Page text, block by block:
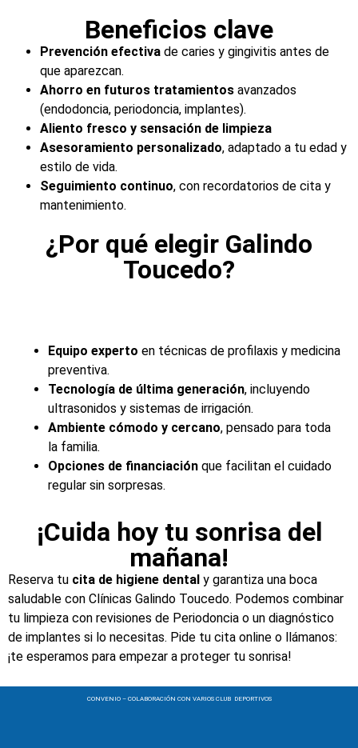
Beneficios clave
Prevención efectiva de caries y gingivitis antes de
que aparezcan.
Ahorro en futuros tratamientos avanzados
(endodoncia, periodoncia, implantes).
Aliento fresco y sensación de limpieza
Asesoramiento personalizado, adaptado a tu edad y
estilo de vida.
Seguimiento continuo, con recordatorios de cita y
mantenimiento.
¿Por qué elegir Galindo
Toucedo?
Equipo experto en técnicas de profilaxis y medicina
preventiva.
Tecnología de última generación, incluyendo
ultrasonidos y sistemas de irrigación.
Ambiente cómodo y cercano, pensado para toda
la familia.
Opciones de financiación que facilitan el cuidado
regular sin sorpresas.
¡Cuida hoy tu sonrisa del
mañana!
Reserva tu cita de higiene dental y garantiza una boca
saludable con Clínicas Galindo Toucedo. Podemos combinar
tu limpieza con revisiones de Periodoncia o un diagnóstico
de implantes si lo necesitas. Pide tu cita online o llámanos:
¡te esperamos para empezar a proteger tu sonrisa!
CONVENIO – COLABORACIÓN CON VARIOS CLUB DEPORTIVOS